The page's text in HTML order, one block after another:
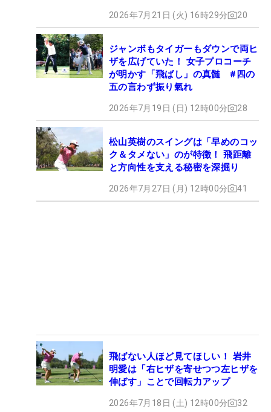
2026年7月21日 (火) 16時29分 20
ジャンボもタイガーもダウンで両ヒ
ザを広げていた！ 女子プロコーチ
が明かす「飛ばし」の真髄 #四の
五の言わず振り氣れ
2026年7月19日 (日) 12時00分 28
松山英樹のスイングは「早めのコッ
ク＆タメない」のが特徴！ 飛距離
と方向性を支える秘密を深掘り
2026年7月27日 (月) 12時00分 41
飛ばない人ほど見てほしい！ 岩井
明愛は「右ヒザを寄せつつ左ヒザを
伸ばす」ことで回転力アップ
2026年7月18日 (土) 12時00分 32